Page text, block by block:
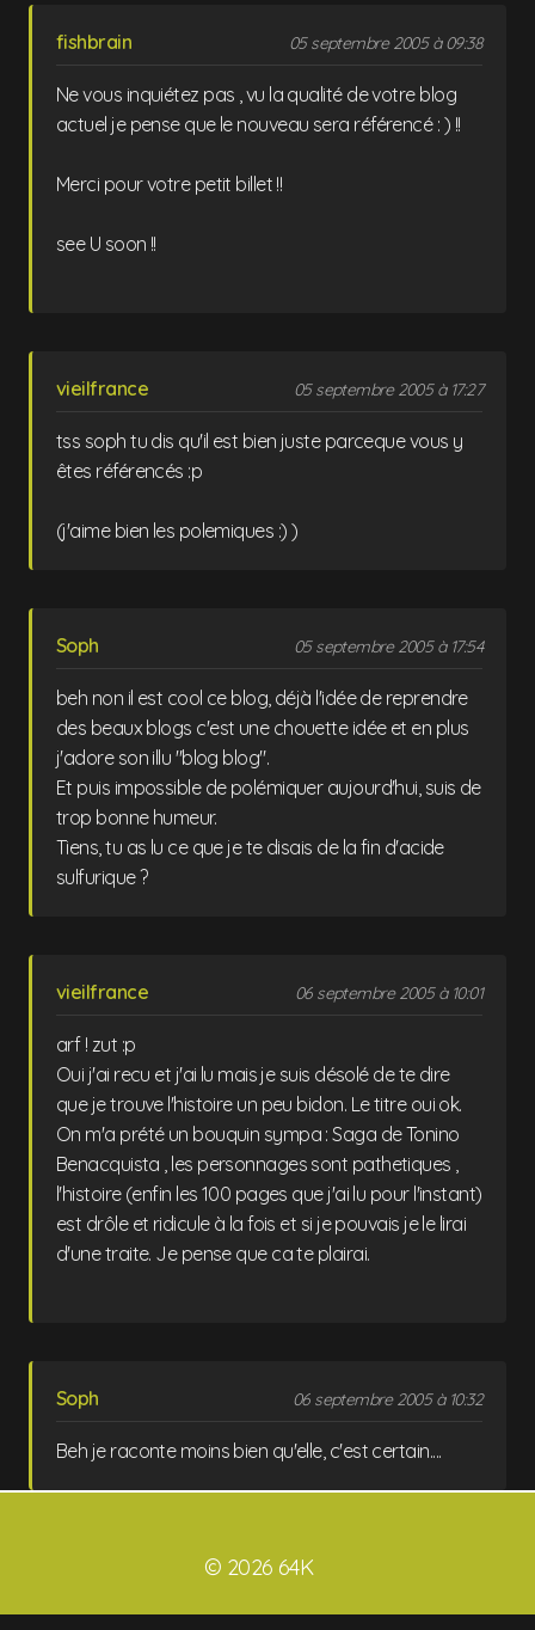
fishbrain 05 septembre 2005 à 09:38
Ne vous inquiétez pas , vu la qualité de votre blog
actuel je pense que le nouveau sera référencé : ) !!
Merci pour votre petit billet !!
see U soon !!
vieilfrance 05 septembre 2005 à 17:27
tss soph tu dis qu'il est bien juste parceque vous y
êtes référencés :p
(j'aime bien les polemiques :) )
Soph 05 septembre 2005 à 17:54
beh non il est cool ce blog, déjà l'idée de reprendre
des beaux blogs c'est une chouette idée et en plus
j'adore son illu "blog blog".
Et puis impossible de polémiquer aujourd'hui, suis de
trop bonne humeur.
Tiens, tu as lu ce que je te disais de la fin d'acide
sulfurique ?
vieilfrance 06 septembre 2005 à 10:01
arf ! zut :p
Oui j'ai recu et j'ai lu mais je suis désolé de te dire
que je trouve l'histoire un peu bidon. Le titre oui ok.
On m'a prété un bouquin sympa : Saga de Tonino
Benacquista , les personnages sont pathetiques ,
l'histoire (enfin les 100 pages que j'ai lu pour l'instant)
est drôle et ridicule à la fois et si je pouvais je le lirai
d'une traite. Je pense que ca te plairai.
Soph 06 septembre 2005 à 10:32
Beh je raconte moins bien qu'elle, c'est certain....
© 2026 64K